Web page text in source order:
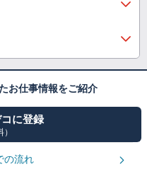
お仕事情報をご紹介
に登録
）
の流れ